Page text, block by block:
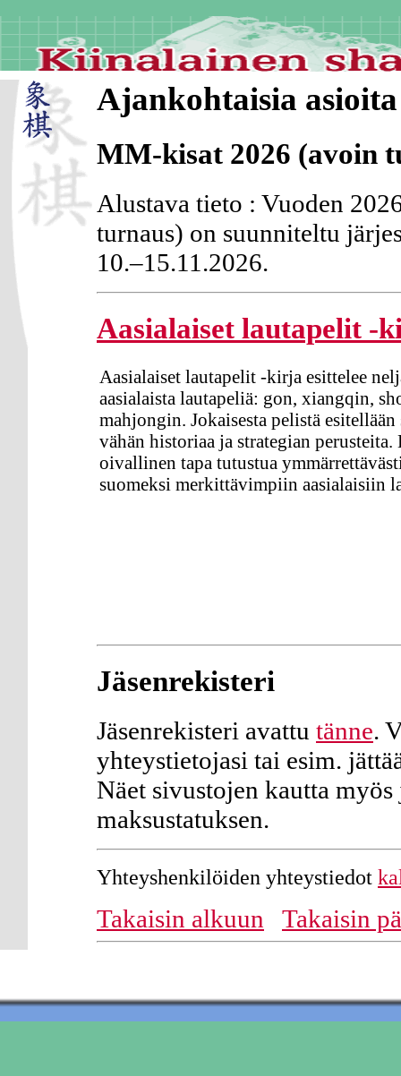
Ajankohtaisia asioita
MM-kisat 2026 (avoin
Alustava tieto : Vuoden
turnaus) on suunniteltu
10.–15.11.2026.
Aasialaiset lautapelit -
Aasialaiset lautapelit -kirja esittelee
aasialaista lautapeliä: gon, xiangqin,
mahjongin. Jokaisesta pelistä esitellään
vähän historiaa ja strategian
oivallinen tapa tutustua
suomeksi merkittävimpiin aasialaisiin
Jäsenrekisteri
Jäsenrekisteri avattu tänne.
yhteystietojasi tai esim.
Näet sivustojen kautta myös
maksustatuksen.
Yhteyshenkilöiden yhteystiedot
Takaisin alkuun Takaisin